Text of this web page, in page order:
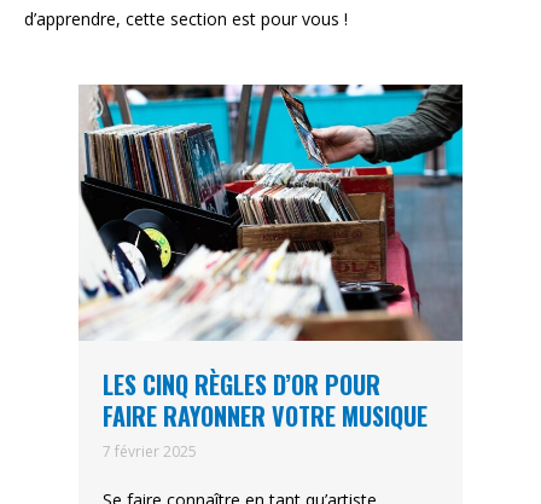
d’apprendre, cette section est pour vous !
LES CINQ RÈGLES D’OR POUR
FAIRE RAYONNER VOTRE MUSIQUE
7 février 2025